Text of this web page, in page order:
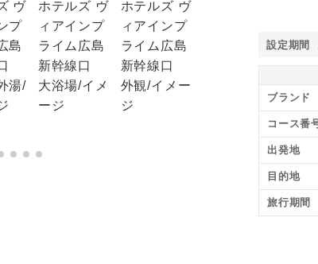
設定期間
ブランド
コース番
出発地
目的地
旅行期間